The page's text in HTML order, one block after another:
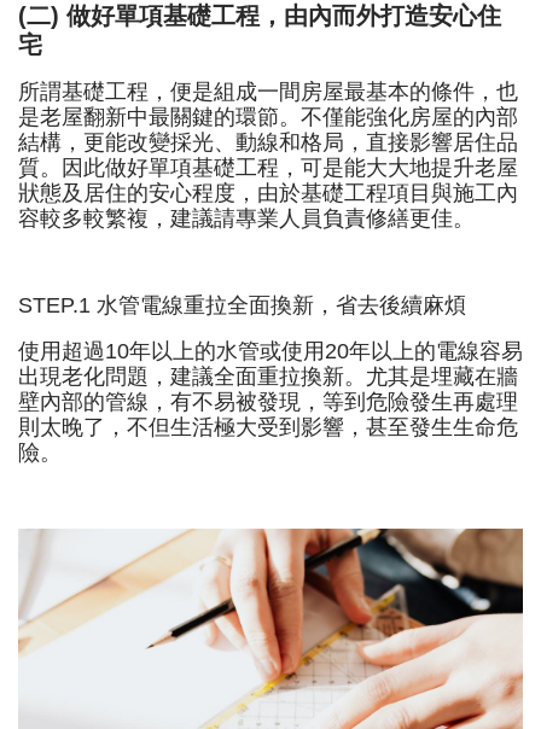
(二) 做好單項基礎工程，由內而外打造安心住
宅
所謂基礎工程，便是組成一間房屋最基本的條件，也
是老屋翻新中最關鍵的環節。不僅能強化房屋的內部
結構，更能改變採光、動線和格局，直接影響居住品
質。因此做好單項基礎工程，可是能大大地提升老屋
狀態及居住的安心程度，由於基礎工程項目與施工內
容較多較繁複，建議請專業人員負責修繕更佳。
STEP.1 水管電線重拉全面換新，省去後續麻煩
使用超過10年以上的水管或使用20年以上的電線容易
出現老化問題，建議全面重拉換新。尤其是埋藏在牆
壁內部的管線，有不易被發現，等到危險發生再處理
則太晚了，不但生活極大受到影響，甚至發生生命危
險。